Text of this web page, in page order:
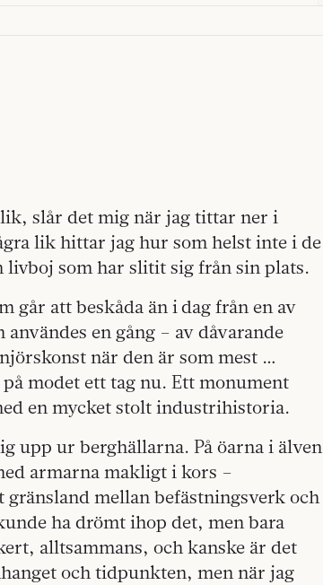
slår det mig när jag tittar ner i
lik hittar jag hur som helst inte i de
livboj som har slitit sig från sin plats.
går att beskåda än i dag från en av
en gång – av dåvarande
när den är som mest …
modet ett tag nu. Ett monument
en mycket stolt industrihistoria.
upp ur berghällarna. På öarna i älven
armarna makligt i kors –
mellan befästningsverk och
ha drömt ihop det, men bara
alltsammans, och kanske är det
och tidpunkten, men när jag